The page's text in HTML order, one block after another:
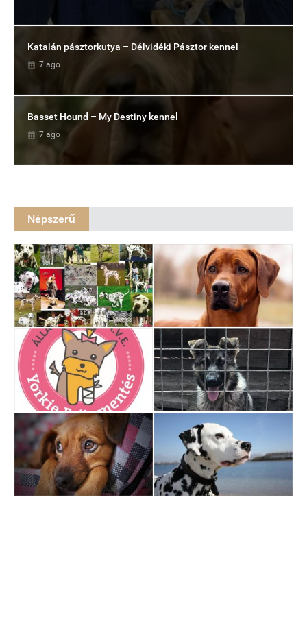
Katalán pásztorkutya – Délvidéki Pásztor kennel
7 ago
Basset Hound – My Destiny kennel
7 ago
Népszerű